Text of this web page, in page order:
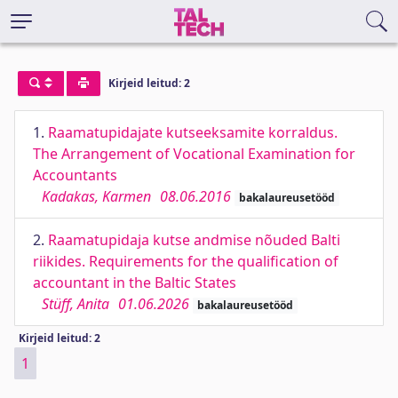
Kirjeid leitud: 2
1. Raamatupidajate kutseeksamite korraldus.
The Arrangement of Vocational Examination for
Accountants
Kadakas, Karmen 08.06.2016 bakalaureusetööd
2. Raamatupidaja kutse andmise nõuded Balti
riikides. Requirements for the qualification of
accountant in the Baltic States
Stüff, Anita 01.06.2026 bakalaureusetööd
Kirjeid leitud: 2
1